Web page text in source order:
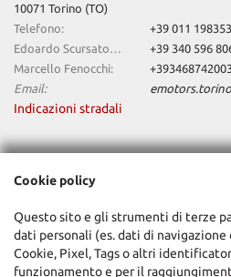
10071 Torino (TO)
Telefono:
+39 011
Edoardo Scursatone:
+39 340 596
Marcello Fenocchi:
Email:
Indicazioni stradali
Dati fiscali:
Via Artigiani 26 Balangero (To)
C.F/P.IVA:11514800017
Registro delle imprese:TO
Cookie policy
Questo sito e gli strumenti di terze
dati personali (es. dati di navigazione
Cookie, Pixel, Tags o altri
funzionamento e per il